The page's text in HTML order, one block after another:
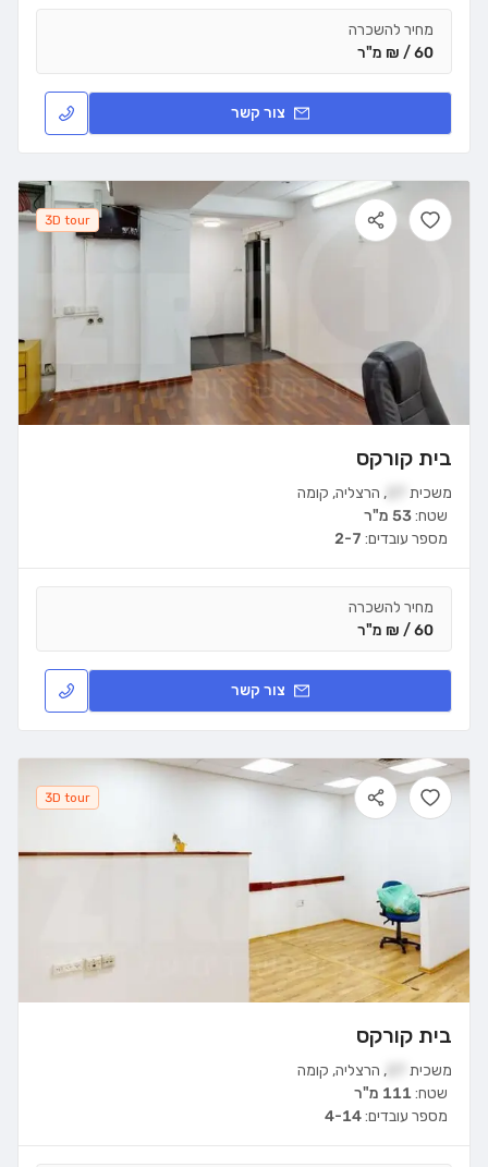
מחיר להשכרה
60 / ₪ מ"ר
צור קשר
3D tour
בית קורקס
משכית , הרצליה, קומה
שטח:53 מ"ר
מספר עובדים: 2-7
מחיר להשכרה
60 / ₪ מ"ר
צור קשר
3D tour
בית קורקס
משכית , הרצליה, קומה
שטח:111 מ"ר
מספר עובדים:4-14